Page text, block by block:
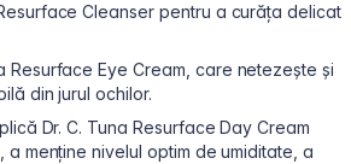
Cleanser pentru a curăța delicat
Resurface Eye Cream, care netezește și
din jurul ochilor.
Dr. C. Tuna Resurface Day Cream
a menține nivelul optim de umiditate, a